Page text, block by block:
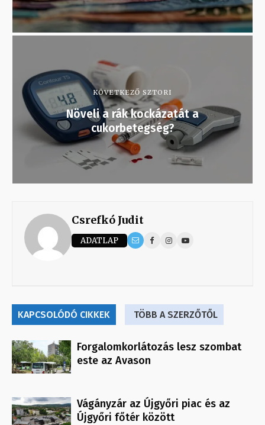
KÖVETKEZŐ SZTORI
Növeli a rák kockázatát a
cukorbetegség?
Csrefkó Judit
ADATLAP
KAPCSOLÓDÓ CIKKEK TÖBB A SZERZŐTŐL
Forgalomkorlátozás lesz szombat
este az Avason
Vágányzár az Újgyőri piac és az
Újgyőri főtér között